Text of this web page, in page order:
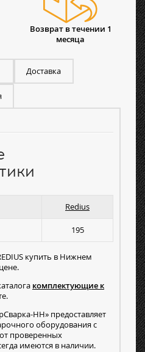
Возврат в течении 1
месяца
Доставка
Redius
195
купить в Нижнем
комплектующие к
НН» предоставляет
оборудования с
проверенных
имеются в наличии.